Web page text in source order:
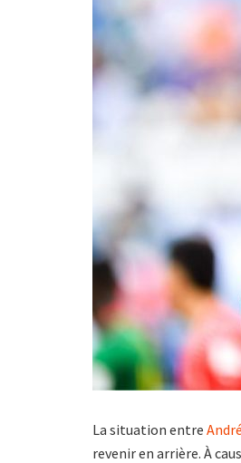
La situation entre
revenir en arrière. À